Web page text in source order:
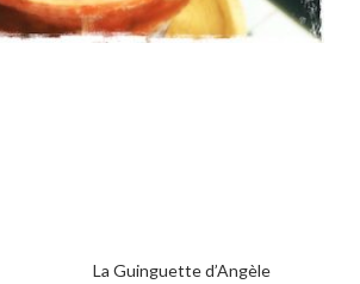
La Guinguette d’Angèle